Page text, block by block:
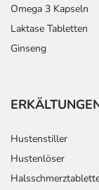
Omega 3 Kapseln
Laktase Tabletten
Ginseng
Hustenstiller
Hustenlöser